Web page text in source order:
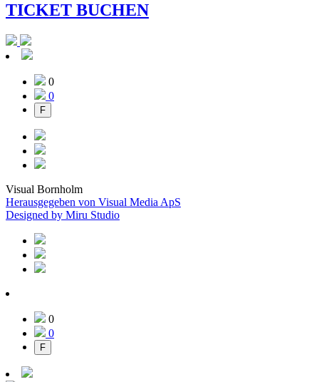
TICKET BUCHEN
0
0
F
Visual Bornholm
Herausgegeben von Visual Media ApS
Designed by Miru Studio
0
0
F